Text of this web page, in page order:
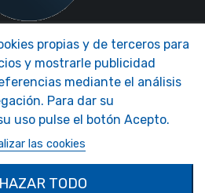
NUESTRA EMPRESA
Tendencia Espejo Presentación
FAQ - Foire aux Questions
PRODUCTOS
Contáctenos
propias y de terceros para
y mostrarle publicidad
mediante el análisis
Para dar su
uso pulse el botón Acepto.
las cookies
TODO